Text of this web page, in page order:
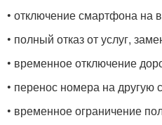
• отключение смартфона на
• полный отказ от услуг,
• временное отключение
• перенос номера на другую
• временное ограничение